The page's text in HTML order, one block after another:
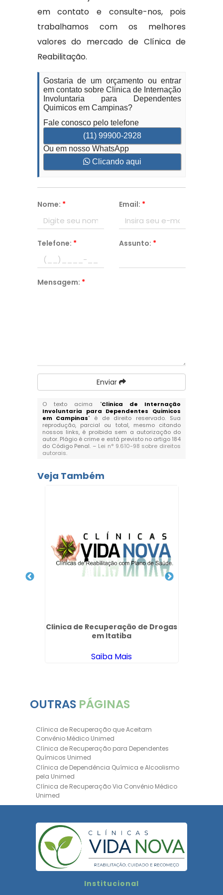
em contato e consulte-nos, pois
trabalhamos com os melhores
valores do mercado de Clínica de
Reabilitação.
Gostaria de um orçamento ou entrar
em contato sobre Clinica de Internação
Involuntaria para Dependentes
Quimicos em Campinas?
Fale conosco pelo telefone
(11) 99900-2928
Ou em nosso WhatsApp
Clicando aqui
Nome: * Email: *
Telefone: * Assunto: *
Mensagem: *
Enviar
O texto acima "Clinica de Internação
Involuntaria para Dependentes Quimicos
em Campinas" é de direito reservado. Sua
reprodução, parcial ou total, mesmo citando
nossos links, é proibida sem a autorização do
autor. Plágio é crime e está previsto no artigo 184
do Código Penal. – Lei n° 9.610-98 sobre direitos
autorais.
Veja Também
Clinica de Recuperação de Drogas
em Itatiba
Saiba Mais
OUTRAS PÁGINAS
Clínica de Recuperação que Aceitam
Convênio Médico Unimed
Clínica de Recuperação para Dependentes
Químicos Unimed
Clínica de Dependência Química e Alcoolismo
pela Unimed
Clínica de Recuperação Via Convênio Médico
Unimed
Clínica de Recuperação Convênio Bradesco
Bradesco Saúde
Hospital Psiquiátrico para Dependentes
Químicos Unimed
Internação Unimed para Dependentes
Químicos
Bradesco SaúdeInstitucional